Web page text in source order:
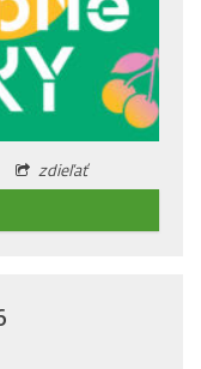
zdieľať